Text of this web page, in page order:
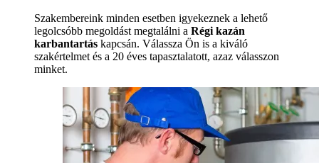
Szakembereink minden esetben igyekeznek a lehető
legolcsóbb megoldást megtalálni a Régi kazán
karbantartás kapcsán. Válassza Ön is a kiváló
szakértelmet és a 20 éves tapasztalatott, azaz válasszon
minket.